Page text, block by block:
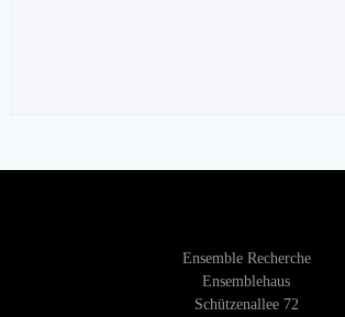
Ensemble Recherche
Ensemblehaus
Schützenallee 72